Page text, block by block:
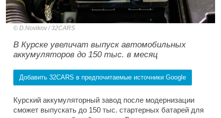
D.Novikov / 32CARS
В Курске увеличат выпуск автомобильных
аккумуляторов до 150 тыс. в месяц
Добавить 32CARS в предпочитаемые источники Google
Курский аккумуляторный завод после модернизации
сможет выпускать до 150 тыс. стартерных батарей для